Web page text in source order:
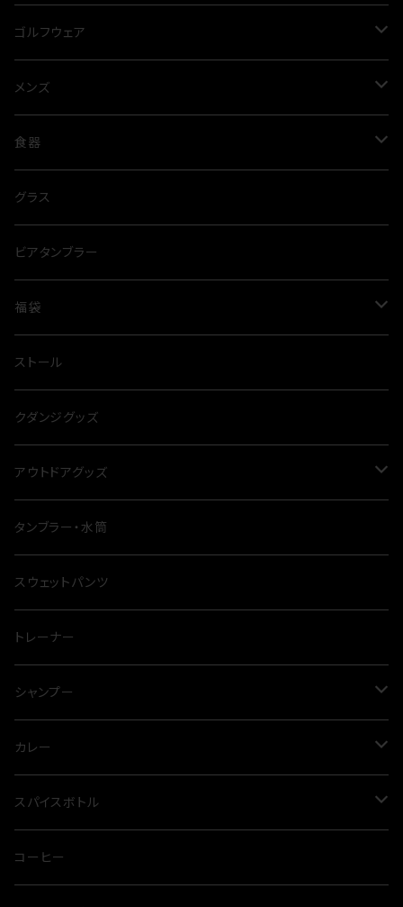
プルオーバー
ニット
コート
トレーナー
ジャケット
ベスト
パーカー
ゴルフウェア
メンズ
レディース
メンズ
トップス
Tシャツ
ポロシャツ
パンツ
スウェットパンツ
ハーフパンツ
食器
グラス
タンブラー
グラス
ビアタンブラー
福袋
夏
冬
ストール
クダンジグッズ
アウトドアグッズ
ナイフ
テーブル
シート
鍋
四脚
三点セット
クッカー
タンブラー・水筒
スウェットパンツ
トレーナー
シャンプー
トリートメント
スカルプケア
ドッグシャンプー
カレー
グリーンカレー
スパイスボトル
クダスパ
コーヒー